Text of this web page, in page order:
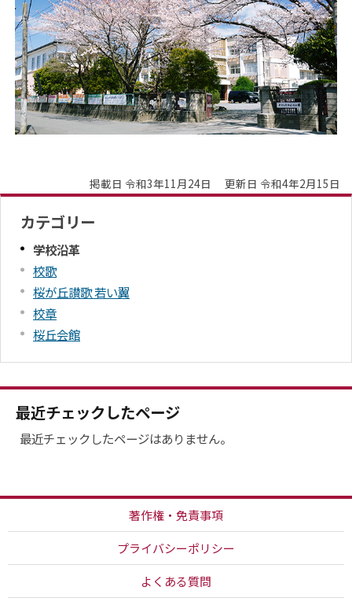
掲載日 令和3年11月24日 更新日 令和4年2月15日
カテゴリー
学校沿革
校歌
桜が丘讃歌 若い翼
校章
桜丘会館
最近チェックしたページ
最近チェックしたページはありません。
著作権・免責事項
プライバシーポリシー
よくある質問